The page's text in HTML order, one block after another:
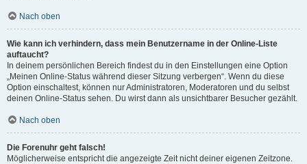
Nach oben
Wie kann ich verhindern, dass mein Benutzername in der Online-Liste
auftaucht?
In deinem persönlichen Bereich findest du in den Einstellungen eine Option
„Meinen Online-Status während dieser Sitzung verbergen“. Wenn du diese
Option einschaltest, können nur Administratoren, Moderatoren und du selbst
deinen Online-Status sehen. Du wirst dann als unsichtbarer Besucher gezählt.
Nach oben
Die Forenuhr geht falsch!
Möglicherweise entspricht die angezeigte Zeit nicht deiner eigenen Zeitzone.